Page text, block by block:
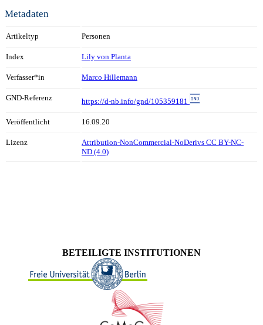
Metadaten
Artikeltyp Personen
Index Lily von Planta
Verfasser*in Marco Hillemann
GND-Referenz https://d-nb.info/gnd/105359181
Veröffentlicht 16.09.20
Lizenz
Attribution-NonCommercial-NoDerivs CC BY-NC-
ND (4.0)
BETEILIGTE INSTITUTIONEN